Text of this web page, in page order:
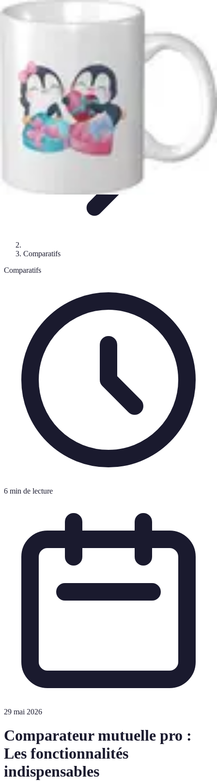
Comparateur MutuellePro
Guide d'utilisation
comparateur mutuelle pro
impact des mutuelles pro
Comparatifs
Comparatifs
6 min de lecture
29 mai 2026
Comparateur mutuelle pro :
Les fonctionnalités
indispensables